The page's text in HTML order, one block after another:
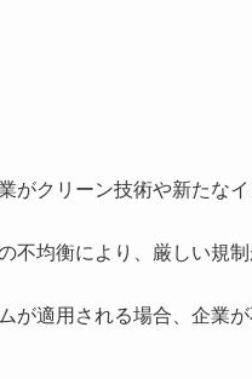
がクリーン技術や新たな
不均衡により、厳しい規
が適用される場合、企業